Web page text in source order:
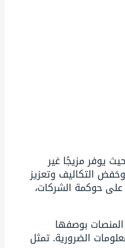
يوفر مزيجًا غير
التكاليف وتعزيز
على حوكمة الشركات،
بوصفها
الضرورية. تمثل